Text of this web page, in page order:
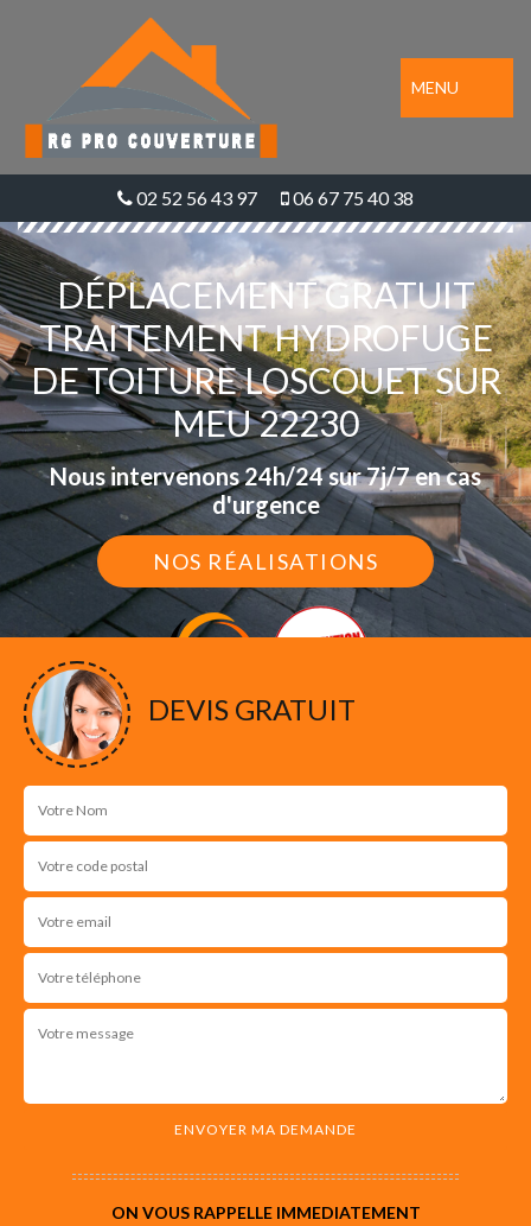
MENU
02 52 56 43 97 06 67 75 40 38
DÉPLACEMENT GRATUIT
TRAITEMENT HYDROFUGE
DE TOITURE LOSCOUET SUR
MEU 22230
Nous intervenons 24h/24 sur 7j/7 en cas
d'urgence
NOS RÉALISATIONS
DEVIS GRATUIT
ON VOUS RAPPELLE IMMEDIATEMENT